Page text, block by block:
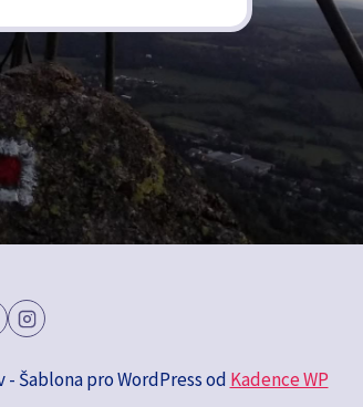
Šablona pro WordPress od Kadence WP